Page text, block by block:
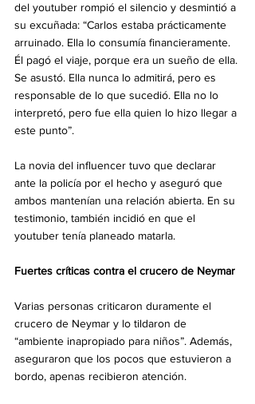
del youtuber rompió el silencio y desmintió a
su excuñada: “Carlos estaba prácticamente
arruinado. Ella lo consumía financieramente.
Él pagó el viaje, porque era un sueño de ella.
Se asustó. Ella nunca lo admitirá, pero es
responsable de lo que sucedió. Ella no lo
interpretó, pero fue ella quien lo hizo llegar a
este punto”.
La novia del influencer tuvo que declarar
ante la policía por el hecho y aseguró que
ambos mantenían una relación abierta. En su
testimonio, también incidió en que el
youtuber tenía planeado matarla.
Fuertes críticas contra el crucero de Neymar
Varias personas criticaron duramente el
crucero de Neymar y lo tildaron de
“ambiente inapropiado para niños”. Además,
aseguraron que los pocos que estuvieron a
bordo, apenas recibieron atención.